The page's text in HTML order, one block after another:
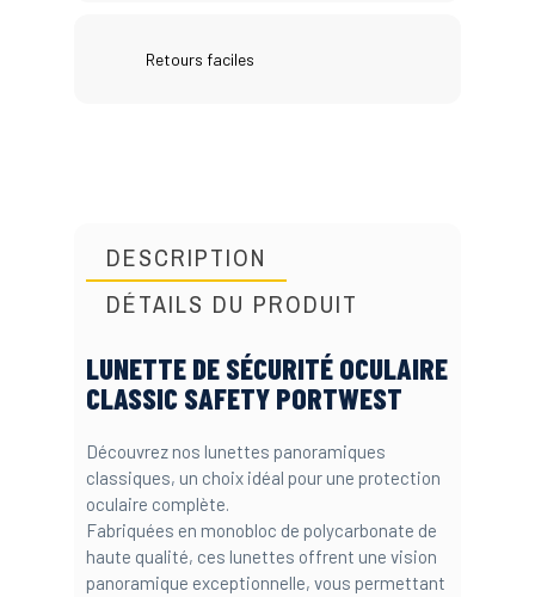
Retours faciles
DESCRIPTION
DÉTAILS DU PRODUIT
LUNETTE DE SÉCURITÉ OCULAIRE
CLASSIC SAFETY PORTWEST
Découvrez nos lunettes panoramiques
classiques, un choix idéal pour une protection
oculaire complète.
Fabriquées en monobloc de polycarbonate de
haute qualité, ces lunettes offrent une vision
panoramique exceptionnelle, vous permettant